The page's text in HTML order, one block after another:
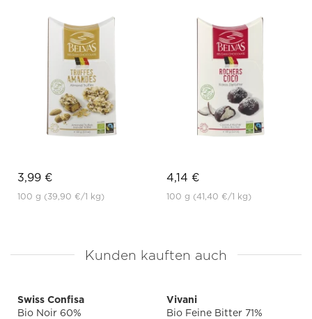
3,99 €
100 g (39,90 €/1 kg)
4,14 €
100 g (41,40 €/1 kg)
Kunden kauften auch
Swiss Confisa
Bio Noir 60%
Vivani
Bio Feine Bitter 71%